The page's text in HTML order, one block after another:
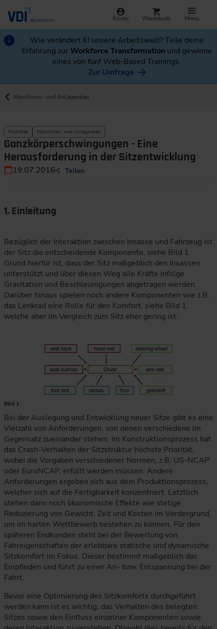
Konto Warenkorb Menü
Wie verändert KI unsere Arbeitswelt? Teile deine
Erfahrung zurWorkforce Transformation und gewinne
eines von fünf Web-Based Trainings.
Zur Umfrage
Maschinen- und Anlagenbau
Mobilität Maschinen- und Anlagenbau
Ganzkörperschwingungen - Eine
Herausforderung in der Sitzentwicklung
19.07.2016 Teilen
1. Einleitung
Bezüglich der Interaktion zwischen Insasse und Fahrzeug ist
der Sitz die entscheidende Komponente, siehe Bild 1.
Grund hierfür ist, dass der Sitz maßgeblich den Insassen
unterstützt und über diesen Weg alle Kräfte infolge
Gravitation und Beschleunigungen abgetragen werden.
Darüber hinaus spielen noch andere Komponenten wie z.B.
das Lenkrad eine Rolle für den Komfort, siehe Bild 1,
welche aber im Vergleich zum Sitz eher gering ist.
Bild 1
Bei der Auslegung und Entwicklung neuer Sitze gibt es eine
Vielzahl von Anforderungen, von denen verschiedene im
Gegensatz zueinander stehen. Im Konstruktionsprozess hat
das Crash-Verhalten der Sitzstruktur höchste Priorität,
wobei die Vorgaben verschiedener Normen, z.B. US-NCAP
oder EuroNCAP, erfüllt werden müssen. Andere
Anforderungen ergeben sich aus dem Produktionsprozess,
welcher sich auf die Fertigbarkeit konzentriert. Letztlich
stehen dann noch ökonomische Effekte wie stetige
Reduzierung von Gewicht, Zeit und Kosten im Vordergrund,
um im harten Wettbewerb bestehen zu können. Für den
späteren Endkunden steht bei der Bewertung von
Fahreigenschaften der erlebbare statische und dynamische
Sitzkomfort im Fokus. Dieser bestimmt maßgeblich das
Empfinden und führt zu einer An- bzw. Entspannung bei der
Fahrt.
Bevor eine Optimierung des Sitzkomforts durchgeführt
werden kann ist es wichtig, das Verhalten des belegten
Sitzes sowie den Einfluss einzelner Komponenten sowie